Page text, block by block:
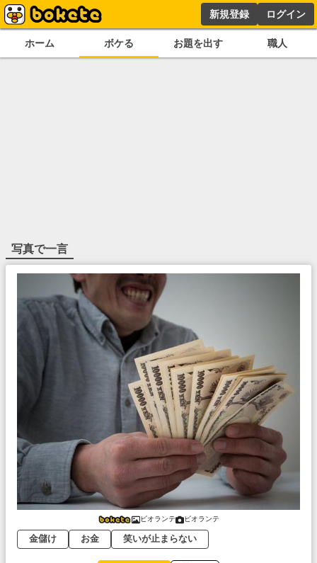
新規登録 ログイン
ホーム ボケる お題を出す 職人
写真で一言
ビオランテ ビオランテ
金儲け お金 笑いが止まらない